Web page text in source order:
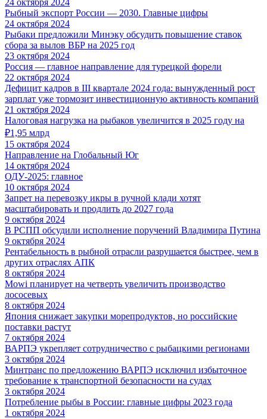
Рыбный экспорт России — 2030. Главные цифры
24 октября 2024
Рыбаки предложили Минэку обсудить повышение ставок
сбора за вылов ВБР на 2025 год
23 октября 2024
Россия — главное направление для турецкой форели
22 октября 2024
Дефицит кадров в III квартале 2024 года: вынужденный рост
зарплат уже тормозит инвестиционную активность компаний
21 октября 2024
Налоговая нагрузка на рыбаков увеличится в 2025 году на
₽1,95 млрд
15 октября 2024
Направление на Глобальный Юг
14 октября 2024
ОДУ-2025: главное
10 октября 2024
Запрет на перевозку икры в ручной клади хотят
масштабировать и продлить до 2027 года
9 октября 2024
В РСПП обсудили исполнение поручений Владимира Путина
9 октября 2024
Рентабельность в рыбной отрасли разрушается быстрее, чем в
других отраслях АПК
8 октября 2024
Mowi планирует на четверть увеличить производство
лососевых
8 октября 2024
Япония снижает закупки морепродуктов, но российские
поставки растут
7 октября 2024
ВАРПЭ укрепляет сотрудничество с рыбацкими регионами
3 октября 2024
Минтранс по предложению ВАРПЭ исключил избыточное
требование к транспортной безопасности на судах
3 октября 2024
Потребление рыбы в России: главные цифры 2023 года
1 октября 2024